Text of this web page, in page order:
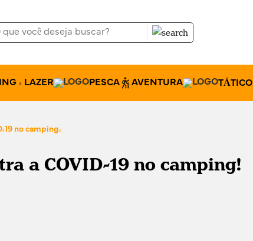
& LAZER PESCA AVENTURA TÁTICO
19 no camping!
a COVID-19 no camping!